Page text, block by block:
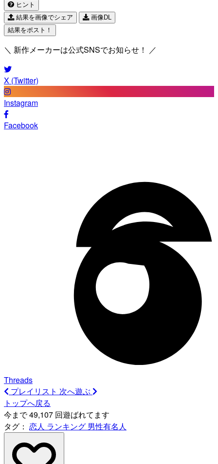
ヒント
結果を画像でシェア
画像DL
結果をポスト！
＼ 新作メーカーは公式SNSでお知らせ！ ／
X (Twitter)
Instagram
Facebook
Threads
プレイリスト 次へ遊ぶ
トップへ戻る
今まで 49,107 回遊ばれてます
タグ： 恋人 ランキング 男性有名人